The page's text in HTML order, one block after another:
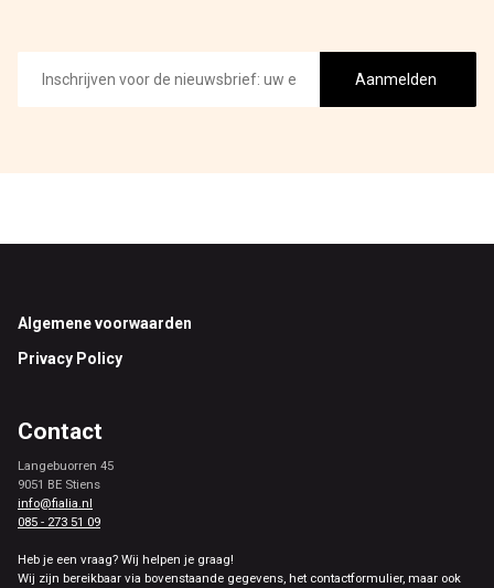
mailadres
Aanmelden
Footer
Algemene voorwaarden
Privacy Policy
Contact
Langebuorren 45
9051 BE Stiens
info@fialia.nl
085 - 273 51 09
Heb je een vraag? Wij helpen je graag!
Wij zijn bereikbaar via bovenstaande gegevens, het contactformulier, maar ook